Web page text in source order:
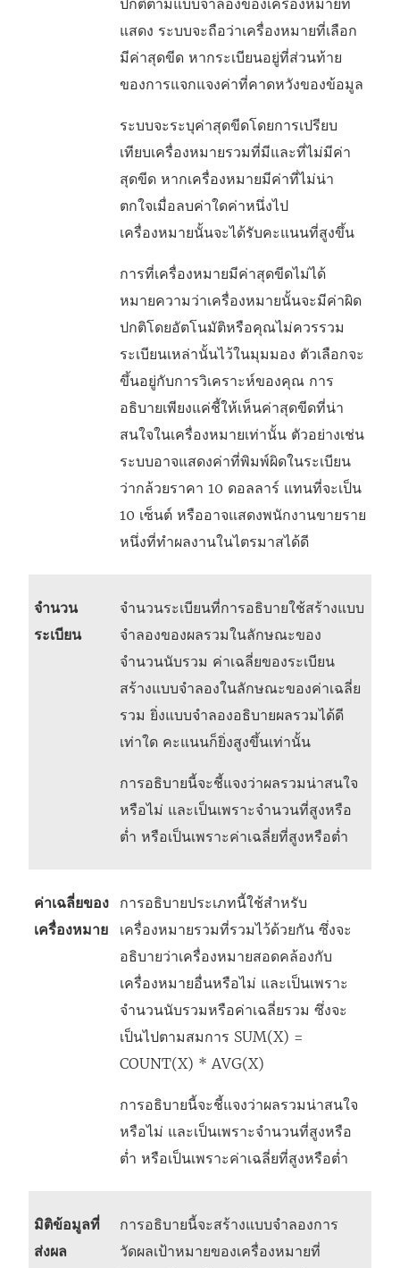
ปกติตามแบบจำลองของเครื่องหมายที่
แสดง ระบบจะถือว่าเครื่องหมายที่เลือก
มีค่าสุดขีด หากระเบียนอยู่ที่ส่วนท้าย
ของการแจกแจงค่าที่คาดหวังของข้อมูล
ระบบจะระบุค่าสุดขีดโดยการเปรียบ
เทียบเครื่องหมายรวมที่มีและที่ไม่มีค่า
สุดขีด หากเครื่องหมายมีค่าที่ไม่น่า
ตกใจเมื่อลบค่าใดค่าหนึ่งไป
เครื่องหมายนั้นจะได้รับคะแนนที่สูงขึ้น
การที่เครื่องหมายมีค่าสุดขีดไม่ได้
หมายความว่าเครื่องหมายนั้นจะมีค่าผิด
ปกติโดยอัตโนมัติหรือคุณไม่ควรรวม
ระเบียนเหล่านั้นไว้ในมุมมอง ตัวเลือกจะ
ขึ้นอยู่กับการวิเคราะห์ของคุณ การ
อธิบายเพียงแค่ชี้ให้เห็นค่าสุดขีดที่น่า
สนใจในเครื่องหมายเท่านั้น ตัวอย่างเช่น
ระบบอาจแสดงค่าที่พิมพ์ผิดในระเบียน
ว่ากล้วยราคา 10 ดอลลาร์ แทนที่จะเป็น
10 เซ็นต์ หรืออาจแสดงพนักงานขายราย
หนึ่งที่ทำผลงานในไตรมาสได้ดี
จำนวน
ระเบียน
จำนวนระเบียนที่การอธิบายใช้สร้างแบบ
จำลองของผลรวมในลักษณะของ
จำนวนนับรวม ค่าเฉลี่ยของระเบียน
สร้างแบบจำลองในลักษณะของค่าเฉลี่ย
รวม ยิ่งแบบจำลองอธิบายผลรวมได้ดี
เท่าใด คะแนนก็ยิ่งสูงขึ้นเท่านั้น
การอธิบายนี้จะชี้แจงว่าผลรวมน่าสนใจ
หรือไม่ และเป็นเพราะจำนวนที่สูงหรือ
ต่ำ หรือเป็นเพราะค่าเฉลี่ยที่สูงหรือต่ำ
ค่าเฉลี่ยของ
เครื่องหมาย
การอธิบายประเภทนี้ใช้สำหรับ
เครื่องหมายรวมที่รวมไว้ด้วยกัน ซึ่งจะ
อธิบายว่าเครื่องหมายสอดคล้องกับ
เครื่องหมายอื่นหรือไม่ และเป็นเพราะ
จำนวนนับรวมหรือค่าเฉลี่ยรวม ซึ่งจะ
เป็นไปตามสมการ SUM(X) =
COUNT(X) * AVG(X)
การอธิบายนี้จะชี้แจงว่าผลรวมน่าสนใจ
หรือไม่ และเป็นเพราะจำนวนที่สูงหรือ
ต่ำ หรือเป็นเพราะค่าเฉลี่ยที่สูงหรือต่ำ
มิติข้อมูลที่
ส่งผล
การอธิบายนี้จะสร้างแบบจำลองการ
วัดผลเป้าหมายของเครื่องหมายที่